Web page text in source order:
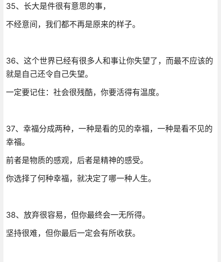
35、长大是件很有意思的事，
不经意间，我们都不再是原来的样子。
36、这个世界已经有很多人和事让你失望了，而最不应该的
就是自己还令自己失望。
一定要记住：社会很残酷，你要活得有温度。
37、幸福分成两种，一种是看的见的幸福，一种是看不见的
幸福。
前者是物质的感观，后者是精神的感受。
你选择了何种幸福，就决定了哪一种人生。
38、放弃很容易，但你最终会一无所得。
坚持很难，但你最后一定会有所收获。